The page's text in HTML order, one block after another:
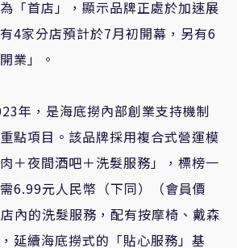
「首店」，顯示品牌正處於加速展
4家分店預計於7月初開幕，另有6
業」。
年，是海底撈內部創業支持機制
點項目。該品牌採用複合式營運模
＋夜間酒吧＋洗髮服務」，標榜一
6.99元人民幣（下同）（會員價
內的洗髮服務，配有按摩椅、戴森
延續海底撈式的「貼心服務」基